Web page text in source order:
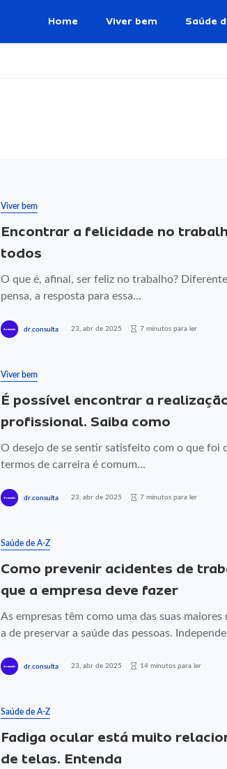
Home Viver bem Saúde
Viver bem
Encontrar a felicidade no
todos
O que é, afinal, ser feliz no trabalho?
pensa, a resposta para essa...
dr.consulta 23, abr de 2025 7 minutos para ler
Viver bem
É possível encontrar a
profissional. Saiba como
O desejo de se sentir satisfeito com o que foi
termos de carreira é comum...
dr.consulta 23, abr de 2025 7 minutos para ler
Saúde de A-Z
Como prevenir acidentes de
que a empresa deve fazer
As empresas têm como uma das suas maiores
a de preservar a saúde das pessoas.
dr.consulta 23, abr de 2025 14 minutos para ler
Saúde de A-Z
Fadiga ocular está muito
de telas. Entenda